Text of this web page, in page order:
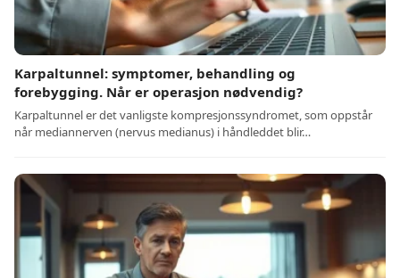
Karpaltunnel: symptomer, behandling og
forebygging. Når er operasjon nødvendig?
Karpaltunnel er det vanligste kompresjonssyndromet, som oppstår
når mediannerven (nervus medianus) i håndleddet blir…